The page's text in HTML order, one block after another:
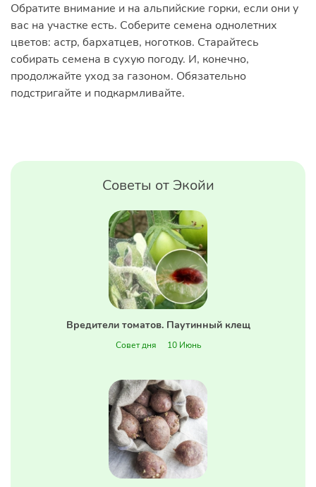
Обратите внимание и на альпийские горки, если они у
вас на участке есть. Соберите семена однолетних
цветов: астр, бархатцев, ноготков. Старайтесь
собирать семена в сухую погоду. И, конечно,
продолжайте уход за газоном. Обязательно
подстригайте и подкармливайте.
Советы от Экойи
Вредители томатов. Паутинный клещ
Совет дня 10 Июнь